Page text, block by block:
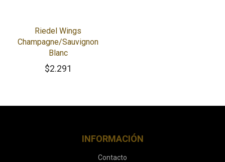
Riedel Wings
Champagne/Sauvignon
Blanc
$2.291
INFORMACIÓN
Contacto